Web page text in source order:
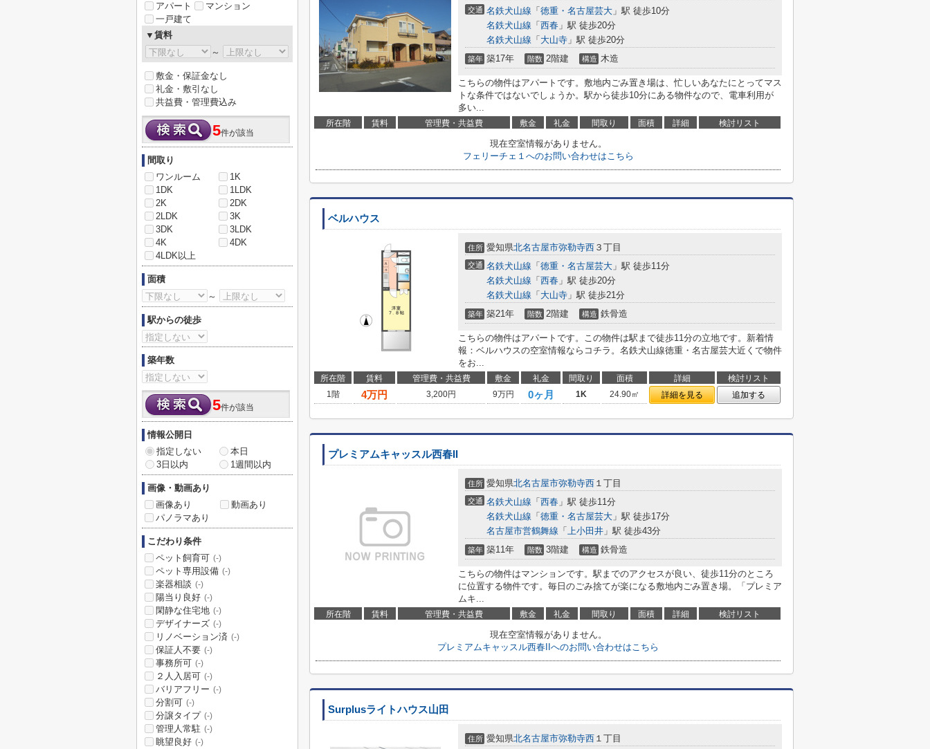
交通 名鉄犬山線 「 徳重・名古屋芸大 」駅 徒歩10分
名鉄犬山線 「 西春 」駅 徒歩20分
名鉄犬山線 「 大山寺 」駅 徒歩20分
築年 築17年 階数 2階建 構造 木造
こちらの物件はアパートです。敷地内ごみ置き場は、忙しいあなたにとってマス
トな条件ではないでしょうか。駅から徒歩10分にある物件なので、電車利用が
多い...
所在階 賃料 管理費・共益費 敷金 礼金 間取り 面積 詳細 検討リスト
現在空室情報がありません。
フェリーチェ１へのお問い合わせはこちら
ベルハウス
住所 愛知県北名古屋市弥勒寺西 ３丁目
交通 名鉄犬山線 「 徳重・名古屋芸大 」駅 徒歩11分
名鉄犬山線 「 西春 」駅 徒歩20分
名鉄犬山線 「 大山寺 」駅 徒歩21分
築年 築21年 階数 2階建 構造 鉄骨造
こちらの物件はアパートです。この物件は駅まで徒歩11分の立地です。新着情
報：ベルハウスの空室情報ならコチラ。名鉄犬山線徳重・名古屋芸大近くで物件
をお...
所在階 賃料 管理費・共益費 敷金 礼金 間取り 面積 詳細
検討リスト
1階
4万円 3,200円 9万円 0ヶ月 1K 24.90㎡ 詳細を見る 追加する
プレミアムキャッスル西春II
住所 愛知県北名古屋市弥勒寺西 １丁目
交通 名鉄犬山線 「 西春 」駅 徒歩11分
名鉄犬山線 「 徳重・名古屋芸大 」駅 徒歩17分
名古屋市営鶴舞線 「 上小田井 」駅 徒歩43分
築年 築11年 階数 3階建 構造 鉄骨造
こちらの物件はマンションです。駅までのアクセスが良い、徒歩11分のところ
に位置する物件です。毎日のごみ捨てが楽になる敷地内ごみ置き場。「プレミア
ムキ...
所在階 賃料 管理費・共益費 敷金 礼金 間取り 面積 詳細 検討リスト
現在空室情報がありません。
プレミアムキャッスル西春IIへのお問い合わせはこちら
Surplusライトハウス山田
住所 愛知県北名古屋市弥勒寺西 １丁目
アパート
マンション
一戸建て
▼賃料
～
敷金・保証金なし
礼金・敷引なし
共益費・管理費込み
5件が該当
間取り
ワンルーム
1K
1DK
1LDK
2K
2DK
2LDK
3K
3DK
3LDK
4K
4DK
4LDK以上
面積
～
駅からの徒歩
築年数
5件が該当
情報公開日
指定しない
本日
3日以内
1週間以内
画像・動画あり
画像あり
動画あり
パノラマあり
こだわり条件
ペット飼育可 (-)
ペット専用設備 (-)
楽器相談 (-)
陽当り良好 (-)
閑静な住宅地 (-)
デザイナーズ (-)
リノベーション済 (-)
保証人不要 (-)
事務所可 (-)
２人入居可 (-)
バリアフリー (-)
分割可 (-)
分譲タイプ (-)
管理人常駐 (-)
眺望良好 (-)